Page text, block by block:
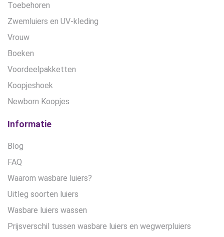
Toebehoren
Zwemluiers en UV-kleding
Vrouw
Boeken
Voordeelpakketten
Koopjeshoek
Newborn Koopjes
Informatie
Blog
FAQ
Waarom wasbare luiers?
Uitleg soorten luiers
Wasbare luiers wassen
Prijsverschil tussen wasbare luiers en wegwerpluiers